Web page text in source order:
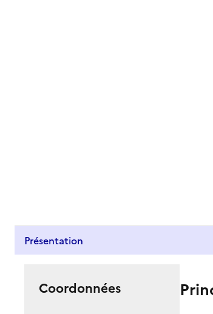
Présentation
Coordonnées